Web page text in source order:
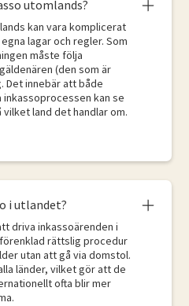
utomlands?
kan vara komplicerat
lagar och regler. Som
måste följa
(den som är
Det innebär att både
kan se
land det handlar om.
i utlandet?
driva inkassoärenden i
rättslig procedur
utan att gå via domstol.
länder, vilket gör att de
ofta blir mer